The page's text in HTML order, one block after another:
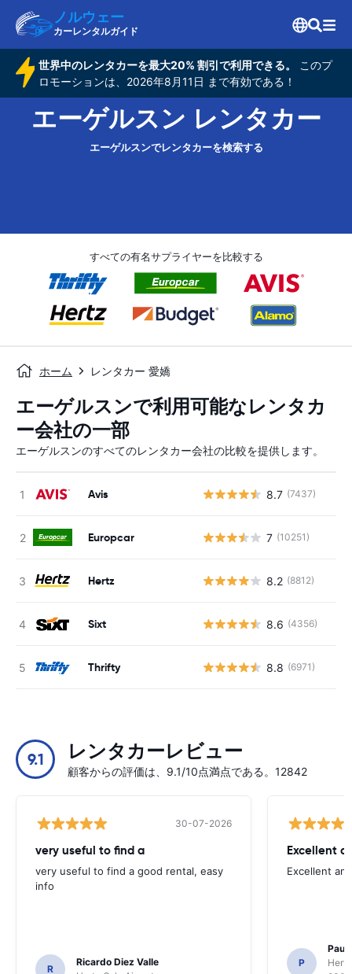
ノルウェー
カーレンタルガイド
世界中のレンタカーを最大20% 割引で利用できる。
このプ
ロモーションは、2026年8月11日 まで有効である！
エーゲルスン レンタカー
エーゲルスンでレンタカーを検索する
すべての有名サプライヤーを比較する
ホーム レンタカー 愛嬌
エーゲルスンで利用可能なレンタカ
ー会社の一部
エーゲルスンのすべてのレンタカー会社の比較を提供します。
Avis 8.7 (7437)
Europcar 7 (10251)
Hertz 8.2 (8812)
Sixt 8.6 (4356)
Thrifty 8.8 (6971)
9.1 レンタカーレビュー
顧客からの評価は、9.1/10点満点である。12842
30-07-2026
very useful to find a
very useful to find a good rental, easy
info
R
Ricardo Diez Valle
Excellent
Excellent
P
Paul